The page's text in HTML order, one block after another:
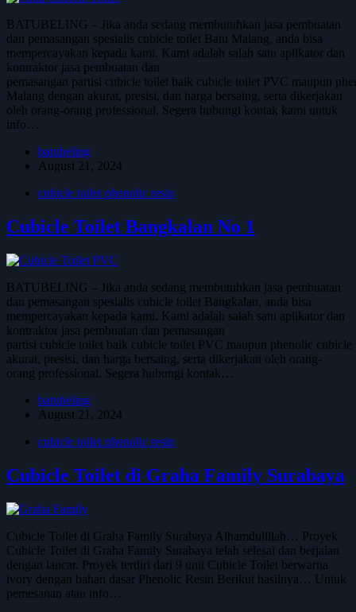
BATUBELING – Jika anda sedang membutuhkan jasa pembuatan
dan pemasangan spesialis cubicle toilet Batu Malang, anda bisa
mempercayakan kepada kami. Kami adalah salah satu aplikator dan
kontraktor jasa pembuatan dan
pemasangan partisi cubicle toilet baik cubicle toilet PVC maupun
Malang dengan akurat, presisi, dan harga bersaing, serta dikerjakan
oleh orang-orang professional. Segera hubungi kontak kami untuk
info…
batubeling
August 21, 2024
cubicle toilet phenolic resin
Cubicle Toilet Bangkalan No 1
BATUBELING – Jika anda sedang membutuhkan jasa pembuatan
dan pemasangan spesialis cubicle toilet Bangkalan, anda bisa
mempercayakan kepada kami. Kami adalah salah satu aplikator dan
kontraktor jasa pembuatan dan pemasangan
partisi cubicle toilet baik cubicle toilet PVC maupun phenolic cubicle
akurat, presisi, dan harga bersaing, serta dikerjakan oleh orang-
orang professional. Segera hubungi kontak…
batubeling
August 21, 2024
cubicle toilet phenolic resin
Cubicle Toilet di Graha Family Surabaya
Cubicle Toilet di Graha Family Surabaya Alhamdulillah… Proyek
Cubicle Toilet di Graha Family Surabaya telah selesai dan berjalan
dengan lancar. Proyek terdiri dari 9 unit Cubicle Toilet berwarna
ivory dengan bahan dasar Phenolic Resin Berikut hasilnya… Untuk
pemesanan atau info…